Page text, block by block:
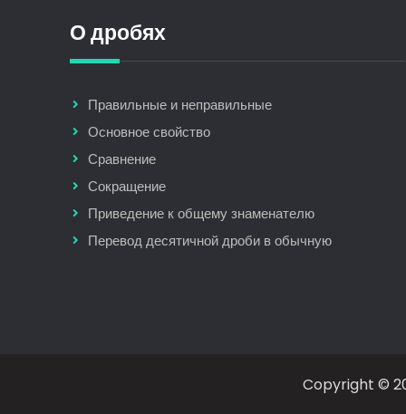
О дробях
Правильные и неправильные
Основное свойство
Сравнение
Сокращение
Приведение к общему знаменателю
Перевод десятичной дроби в обычную
Copyright ©